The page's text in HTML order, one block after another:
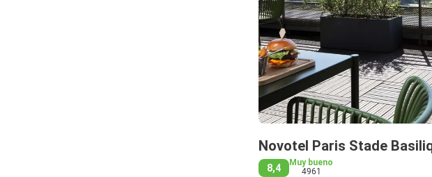
Novotel Paris Stade
8,4
Muy bueno
4961